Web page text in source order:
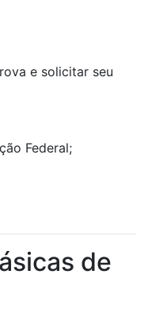
e solicitar seu
Federal;
de